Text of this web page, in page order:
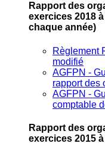
Rapport des
exercices 2018
chaque année)
Règlement
modifié
AGFPN ‐
rapport des
AGFPN ‐
comptable
Rapport des
exercices 2015